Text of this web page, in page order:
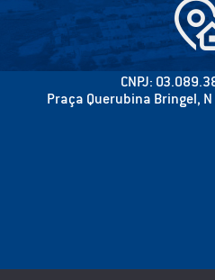
CNPJ:
Praça Querubina Bringel,